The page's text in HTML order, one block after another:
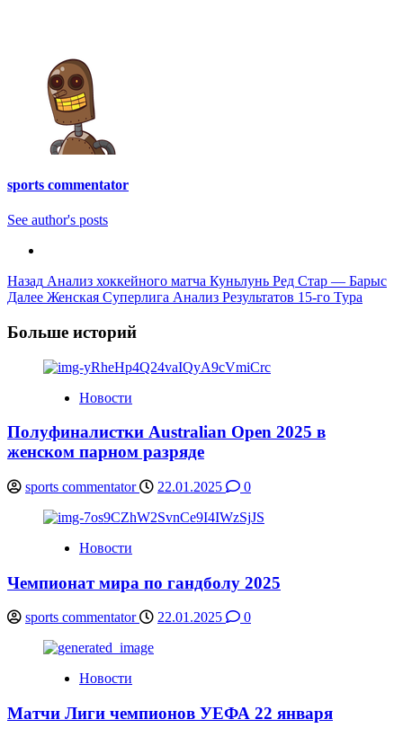
sports commentator
See author's posts
Post
Navigation
Назад Анализ хоккейного матча Куньлунь Ред Стар — Барыс
Далее Женская Суперлига Анализ Результатов 15-го Тура
Больше историй
Новости
Полуфиналистки Australian Open 2025 в
женском парном разряде
sports commentator 22.01.2025 0
Новости
Чемпионат мира по гандболу 2025
sports commentator 22.01.2025 0
Новости
Матчи Лиги чемпионов УЕФА 22 января